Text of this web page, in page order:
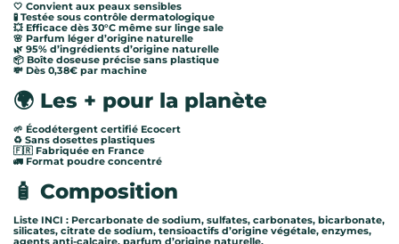
🤍 Convient aux peaux sensibles
🧪 Testée sous contrôle dermatologique
💥 Efficace dès 30°C même sur linge sale
🌸 Parfum léger d’origine naturelle
🌿 95% d’ingrédients d’origine naturelle
📦 Boîte doseuse précise sans plastique
💸 Dès 0,38€ par machine
🌍 Les + pour la planète
🌱 Écodétergent certifié Ecocert
♻️ Sans dosettes plastiques
🇫🇷 Fabriquée en France
🚛 Format poudre concentré
🧴 Composition
Liste INCI : Percarbonate de sodium, sulfates, carbonates, bicarbonate,
silicates, citrate de sodium, tensioactifs d’origine végétale, enzymes,